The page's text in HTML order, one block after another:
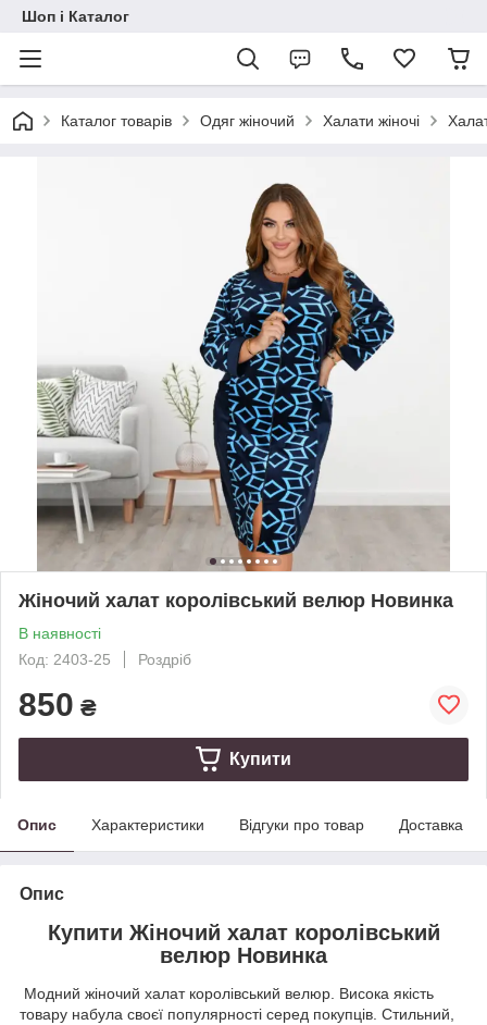
Шоп і Каталог
Каталог товарів Одяг жіночий Халати жіночі
Жіночий халат королівський велюр Новинка
В наявності
Код: 2403-25
Роздріб
850 ₴
Купити
Опис Характеристики Відгуки про товар Доставка
Опис
Купити Жіночий халат королівський
велюр Новинка
Модний жіночий халат королівський велюр. Висока якість
товару набула своєї популярності серед покупців. Стильний,